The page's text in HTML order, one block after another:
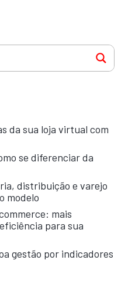
da sua loja virtual com
se diferenciar da
distribuição e varejo
modelo
mais
para sua
gestão por indicadores